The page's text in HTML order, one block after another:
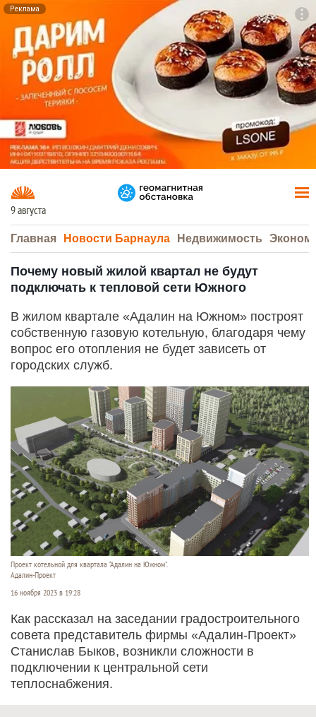
Реклама
9 августа
Главная Новости Барнаула Недвижимость
Почему новый жилой квартал не будут
подключать к тепловой сети Южного
В жилом квартале «Адалин на Южном» построят
собственную газовую котельную, благодаря чему
вопрос его отопления не будет зависеть от
городских служб.
Проект котельной для квартала "Адалин на Южном".
Адалин-Проект
16 ноября 2023 в 19:28
Как рассказал на заседании градостроительного
совета представитель фирмы «Адалин-Проект»
Станислав Быков, возникли сложности в
подключении к центральной сети
теплоснабжения.